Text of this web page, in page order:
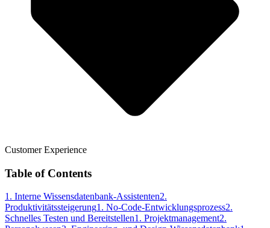
Customer Experience
Table of Contents
1. Interne Wissensdatenbank-Assistenten2.
Produktivitätssteigerung1. No-Code-Entwicklungsprozess2.
Schnelles Testen und Bereitstellen1. Projektmanagement2.